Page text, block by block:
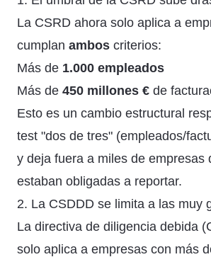
La CSRD ahora solo aplica a
cumplan ambos criterios:
Más de 1.000 empleados
Más de 450 millones € de
Esto es un cambio estructural
test "dos de tres" (empleados/
y deja fuera a miles de empresas
estaban obligadas a reportar.
2. La CSDDD se limita a las muy
La directiva de diligencia debida
solo aplica a empresas con más